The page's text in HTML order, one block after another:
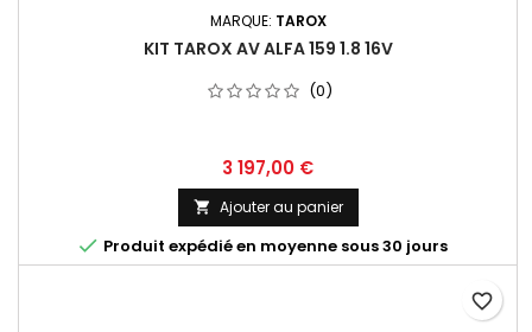
MARQUE: TAROX
KIT TAROX AV ALFA 159 1.8 16V
(0)
Prix
3 197,00 €
 Ajouter au panier
 Produit expédié en moyenne sous 30 jours
favorite_border